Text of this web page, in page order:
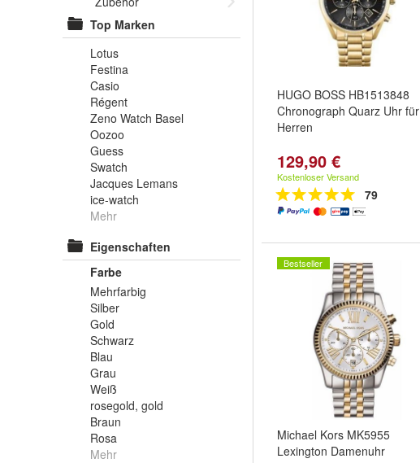
Top Marken
Lotus
Festina
Casio
Régent
Zeno Watch Basel
Oozoo
Guess
Swatch
Jacques Lemans
ice-watch
Mehr
Eigenschaften
Farbe
Mehrfarbig
Silber
Gold
Schwarz
Blau
Grau
Weiß
rosegold, gold
Braun
Rosa
Mehr
HUGO BOSS HB1513848
Chronograph Quarz Uhr für
Herren
129,90 €
Kostenloser Versand
79
Bestseller
Michael Kors MK5955
Lexington Damenuhr